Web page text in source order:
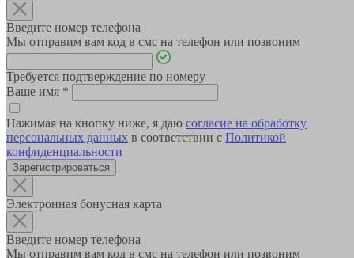
Введите номер телефона
Мы отправим вам код в смс на телефон или позвоним
Требуется подтверждение по номеру
Ваше имя *
Нажимая на кнопку ниже, я даю согласие на обработку
персональных данных в соответствии с Политикой
конфиденциальности
Зарегистрироваться
Электронная бонусная карта
Введите номер телефона
Мы отправим вам код в смс на телефон или позвоним